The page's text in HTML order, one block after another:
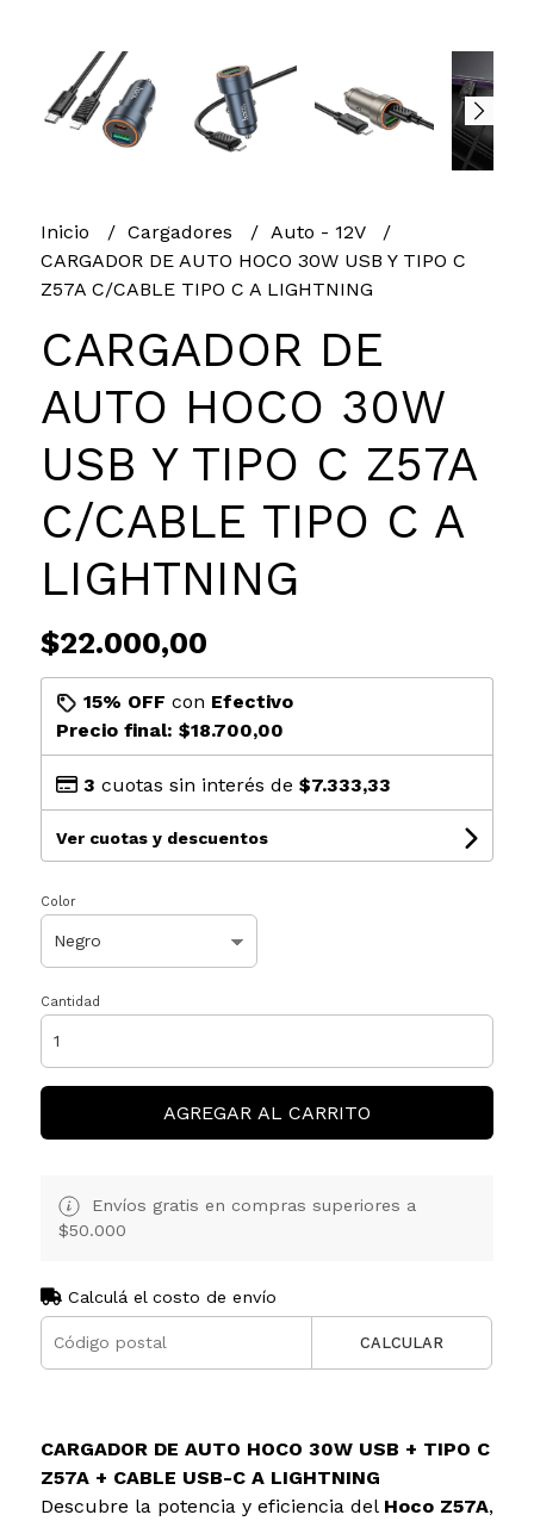
Inicio Cargadores
Auto - 12V
CARGADOR DE AUTO HOCO 30W USB Y TIPO C
Z57A C/CABLE TIPO C A LIGHTNING
CARGADOR DE
AUTO HOCO 30W
USB Y TIPO C Z57A
C/CABLE TIPO C A
LIGHTNING
$22.000,00
15% OFF con Efectivo
Precio final: $18.700,00
3 cuotas sin interés de $7.333,33
Ver cuotas y descuentos
Color
Cantidad
AGREGAR AL CARRITO
Envíos gratis en compras superiores a
$50.000
Calculá el costo de envío
CALCULAR
CARGADOR DE AUTO HOCO 30W USB + TIPO C
Z57A + CABLE USB-C A LIGHTNING
Descubre la potencia y eficiencia del Hoco Z57A,